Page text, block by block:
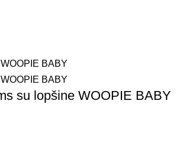
su lopšine WOOPIE BABY